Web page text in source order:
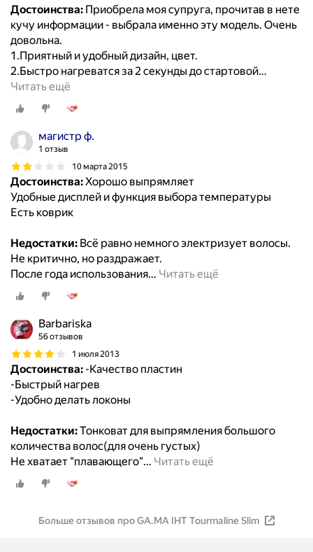
Достоинства: Приобрела моя супруга, прочитав в нете
кучу информации - выбрала именно эту модель. Очень
довольна.
1.Приятный и удобный дизайн, цвет.
2.Быстро нагреватся за 2 секунды до стартовой…
Читать ещё
магистр ф.
1 отзыв
10 марта 2015
Достоинства:Хорошо выпрямляет
Удобные дисплей и функция выбора температуры
Есть коврик
Недостатки: Всё равно немного электризует волосы.
Не критично, но раздражает.
После года использования… Читать ещё
Barbariska
56 отзывов
1 июля 2013
Достоинства: -Качество пластин
-Быстрый нагрев
-Удобно делать локоны
Недостатки:Тонковат для выпрямления большого
количества волос(для очень густых)
Не хватает "плавающего"… Читать ещё
Больше отзывов про GA.MA IHT Tourmaline Slim